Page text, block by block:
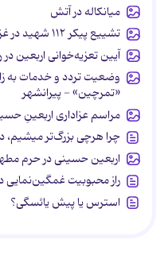
میانکاله در آتش
تشییع پیکر ۱۱۲ شهید در غزه پس از ۳ سال زیر آوار ماندن
آیین تعزیه‌خوانی اربعین
وضعیت تردد و خدمات به
«تمرچین» - پیرانشهر
مراسم عزاداری اربعینِ
چرا هرچی بزرگ‌تر میشیم،
اربعین حسینی در حرم
راز محبوبیت غمگین‌نمایی
استرس یا پیش یائسگی؟